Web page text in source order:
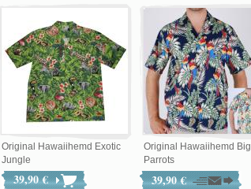
Original Hawaiihemd Exotic
Jungle
39,90 €
Original Hawaiihemd Big
Parrots
39,90 €